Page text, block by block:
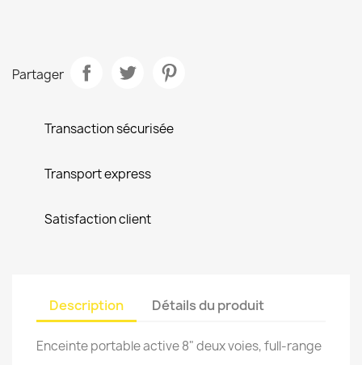
Partager
Transaction sécurisée
Transport express
Satisfaction client
Description Détails du produit
Enceinte portable active 8" deux voies, full-range